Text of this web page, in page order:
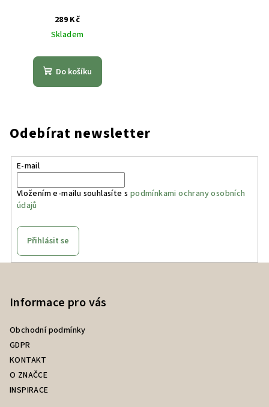
289 Kč
Skladem
Do košíku
Odebírat newsletter
E-mail
Vložením e-mailu souhlasíte s podmínkami ochrany osobních
údajů
Přihlásit se
Informace pro vás
Obchodní podmínky
GDPR
KONTAKT
O ZNAČCE
INSPIRACE